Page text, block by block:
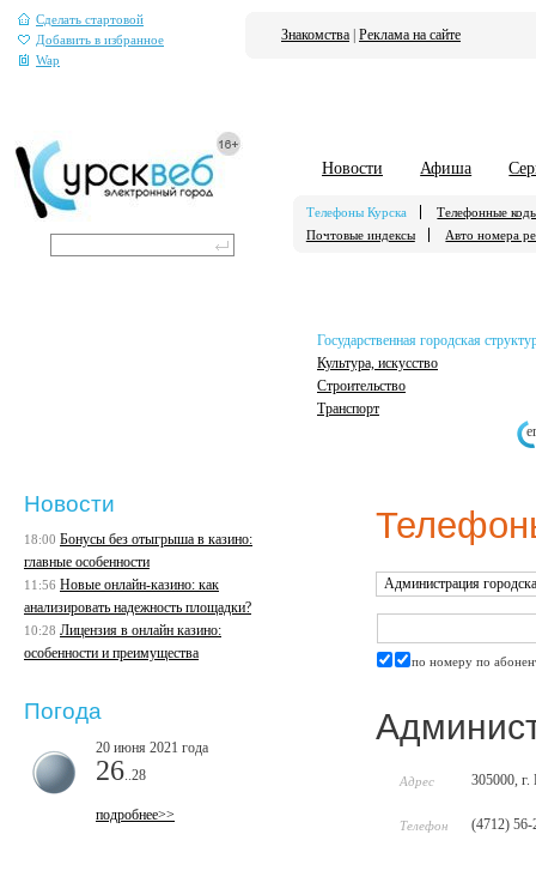
Сделать стартовой
Добавить в избранное
Wap
Знакомства Реклама на сайте
Новости Афиша
Телефоны Курска
Телефонные
Почтовые индексы
Авто номера
Государственная городская
Культура, искусство
Строительство
Транспорт
по номеру по
Адрес 305000, г.
Телефон (4712) 56-
Новости
18:00 Бонусы без отыгрыша в казино:
главные особенности
11:56 Новые онлайн-казино: как
анализировать надежность площадки?
10:28 Лицензия в онлайн казино:
особенности и преимущества
Погода
20 июня 2021 года
26 ..28
подробнее>>